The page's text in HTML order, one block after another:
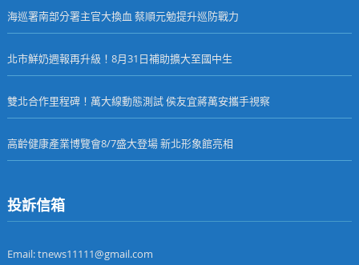
海巡署南部分署主官大換血 蔡順元勉提升巡防戰力
北市鮮奶週報再升級！8月31日補助擴大至國中生
雙北合作里程碑！萬大線動態測試 侯友宜蔣萬安攜手視察
高齡健康產業博覽會8/7盛大登場 新北形象館亮相
投訴信箱
Email: tnews11111@gmail.com